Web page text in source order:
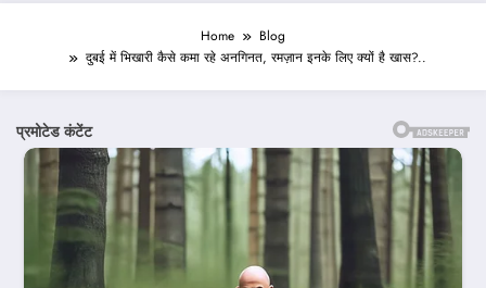
Home
Blog
दुबई में भिखारी कैसे कमा रहे अनगिनत, रमज़ान इनके लिए क्यों है खास?..